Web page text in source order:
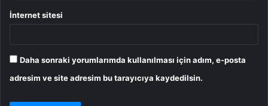
İnternet sitesi
Daha sonraki yorumlarımda kullanılması için adım, e-posta
adresim ve site adresim bu tarayıcıya kaydedilsin.